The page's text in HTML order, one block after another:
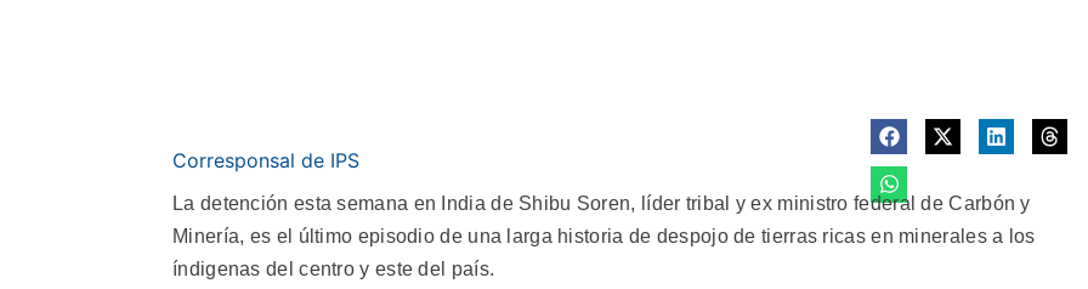
Corresponsal de IPS
La detención esta semana en India de Shibu Soren, líder tribal y ex ministro federal de Carbón y
Minería, es el último episodio de una larga historia de despojo de tierras ricas en minerales a los
índigenas del centro y este del país.